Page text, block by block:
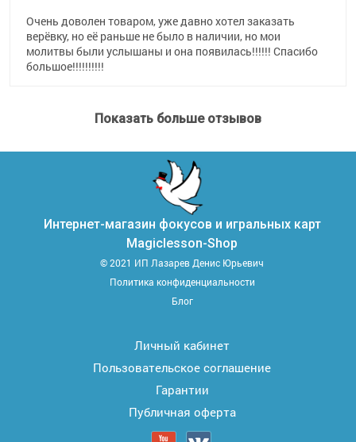
Очень доволен товаром, уже давно хотел заказать
верёвку, но её раньше не было в наличии, но мои
молитвы были услышаны и она появилась!!!!!! Спасибо
большое!!!!!!!!!!
Показать больше отзывов
Интернет-магазин фокусов и игральных карт
Magiclesson-Shop
© 2021 ИП Лазарев Денис Юрьевич
Политика конфиденциальности
Блог
Личный кабинет
Пользовательское соглашение
Гарантии
Публичная оферта